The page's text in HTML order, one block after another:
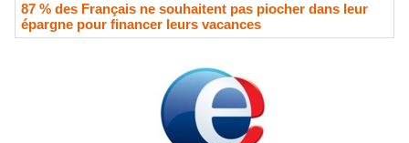
87 % des Français ne souhaitent pas piocher dans leur
épargne pour financer leurs vacances